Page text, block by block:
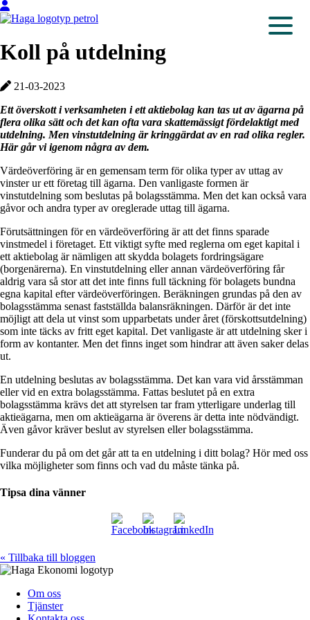
Koll på utdelning
21-03-2023
Ett överskott i verksamheten i ett aktiebolag kan tas ut av ägarna på
flera olika sätt och det kan ofta vara skattemässigt fördelaktigt med
utdelning. Men vinstutdelning är kringgärdat av en rad olika regler.
Här går vi igenom några av dem.
Värdeöverföring är en gemensam term för olika typer av uttag av
vinster ur ett företag till ägarna. Den vanligaste formen är
vinstutdelning som beslutas på bolagsstämma. Men det kan också vara
gåvor och andra typer av oreglerade uttag till ägarna.
Förutsättningen för en värdeöverföring är att det finns sparade
vinstmedel i företaget. Ett viktigt syfte med reglerna om eget kapital i
ett aktiebolag är nämligen att skydda bolagets fordringsägare
(borgenärerna). En vinstutdelning eller annan värdeöverföring får
aldrig vara så stor att det inte finns full täckning för bolagets bundna
egna kapital efter värdeöverföringen. Beräkningen grundas på den av
bolagsstämma senast fastställda balansräkningen. Därför är det inte
möjligt att dela ut vinst som upparbetats under året (förskottsutdelning)
som inte täcks av fritt eget kapital. Det vanligaste är att utdelning sker i
form av kontanter. Men det finns inget som hindrar att även saker delas
ut.
En utdelning beslutas av bolagsstämma. Det kan vara vid årsstämman
eller vid en extra bolagsstämma. Fattas beslutet på en extra
bolagsstämma krävs det att styrelsen tar fram ytterligare underlag till
aktieägarna, men om aktieägarna är överens är detta inte nödvändigt.
Även gåvor kräver beslut av styrelsen eller bolagsstämma.
Funderar du på om det går att ta en utdelning i ditt bolag? Hör med oss
vilka möjligheter som finns och vad du måste tänka på.
Tipsa dina vänner
« Tillbaka till bloggen
Om oss
Tjänster